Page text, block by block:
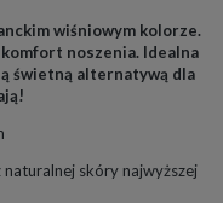
wiśniowym kolorze.
noszenia. Idealna
świetną alternatywą dla
skóry najwyższej